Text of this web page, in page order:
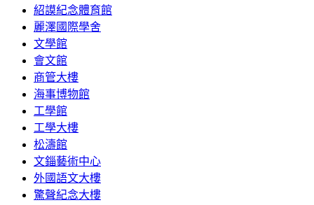
紹謨紀念體育館
麗澤國際學舍
文學館
會文館
商管大樓
海事博物館
工學館
工學大樓
松濤館
文錙藝術中心
外國語文大樓
驚聲紀念大樓